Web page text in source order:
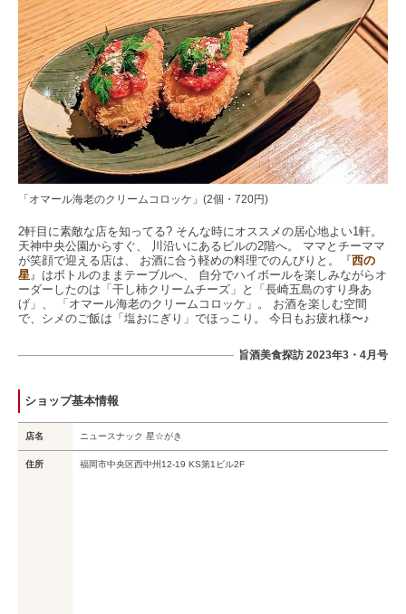
「オマール海老のクリームコロッケ」(2個・720円)
2軒目に素敵な店を知ってる? そんな時にオススメの居心地よい1軒。
天神中央公園からすぐ、 川沿いにあるビルの2階へ。 ママとチーママ
が笑顔で迎える店は、 お酒に合う軽めの料理でのんびりと。『西の
星 』はボトルのままテーブルへ、 自分でハイボールを楽しみながらオ
ーダーしたのは「干し柿クリームチーズ」と「長崎五島のすり身あ
げ」、 「オマール海老のクリームコロッケ」。 お酒を楽しむ空間
で、シメのご飯は「塩おにぎり」でほっこり。 今日もお疲れ様〜♪
旨酒美食探訪 2023年3・4月号
ショップ基本情報
店名 ニュースナック 星☆がき
住所 福岡市中央区西中州12-19 KS第1ビル2F